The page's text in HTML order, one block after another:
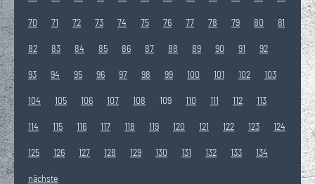
70 71 72 73 74 75 76 77 78 79 80 81
82 83 84 85 86 87 88 89 90 91 92
93 94 95 96 97 98 99 100 101 102 103
104 105 106 107 108 109 110 111 112 113
114 115 116 117 118 119 120 121 122 123 124
125 126 127 128 129 130 131 132 133 134
nächste